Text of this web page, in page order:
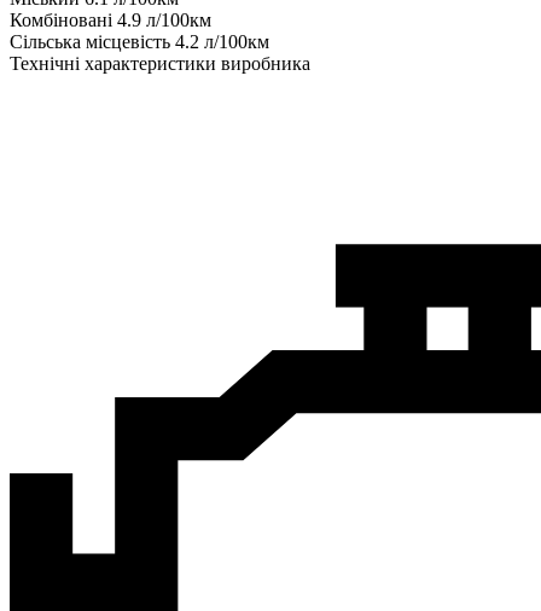
Комбіновані 4.9 л/100км
Сільська місцевість 4.2 л/100км
Технічні характеристики виробника